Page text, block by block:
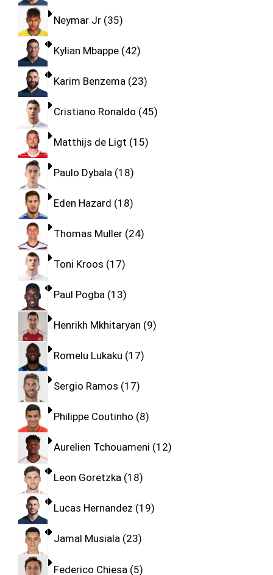
Neymar Jr 35
Kylian Mbappe 42
Karim Benzema 23
Cristiano Ronaldo 45
Matthijs de Ligt 15
Paulo Dybala 18
Eden Hazard 18
Thomas Muller 24
Toni Kroos 17
Paul Pogba 13
Henrikh Mkhitaryan 9
Romelu Lukaku 17
Sergio Ramos 17
Philippe Coutinho 8
Aurelien Tchouameni 12
Leon Goretzka 18
Lucas Hernandez 19
Jamal Musiala 23
Federico Chiesa 5